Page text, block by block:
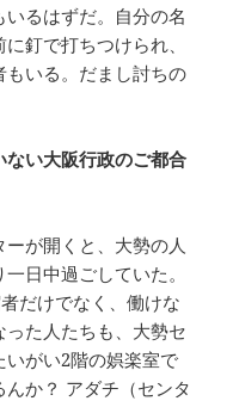
るはずだ。自分の名
釘で打ちつけられ、
いる。だまし討ちの
い大阪行政のご都合
が開くと、大勢の人
日中過ごしていた。
だけでなく、働けな
った人たちも、大勢セ
いがい2階の娯楽室で
か？ アダチ（センタ